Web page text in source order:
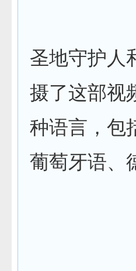
圣地守护人
摄了这部视
种语言，包
葡萄牙语、